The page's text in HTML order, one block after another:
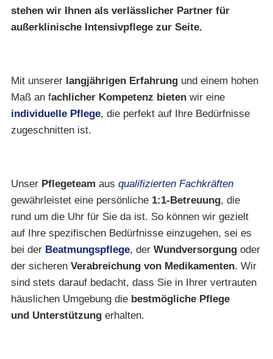
stehen wir Ihnen als verlässlicher Partner für
außerklinische Intensivpflege zur Seite.
Mit unserer langjährigen Erfahrung und einem hohen
Maß an fachlicher Kompetenz bieten wir eine
individuelle Pflege, die perfekt auf Ihre Bedürfnisse
zugeschnitten ist.
Unser Pflegeteam aus qualifizierten Fachkräften
gewährleistet eine persönliche 1:1-Betreuung, die
rund um die Uhr für Sie da ist. So können wir gezielt
auf Ihre spezifischen Bedürfnisse einzugehen, sei es
bei der Beatmungspflege, der Wundversorgung oder
der sicheren Verabreichung von Medikamenten. Wir
sind stets darauf bedacht, dass Sie in Ihrer vertrauten
häuslichen Umgebung die bestmögliche Pflege
und Unterstützung erhalten.